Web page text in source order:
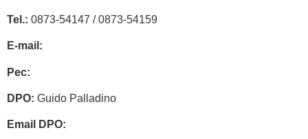
Tel.: 0873-54147 /0873-54159
E-mail:
Pec:
DPO: Guido Palladino
Email DPO: